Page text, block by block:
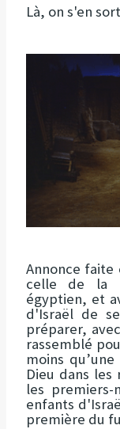
Là, on s'en
Annonce
celle de la
égyptien, et
d'Israël de
préparer,
rassemblé
moins
Dieu dans
les
enfants
première du